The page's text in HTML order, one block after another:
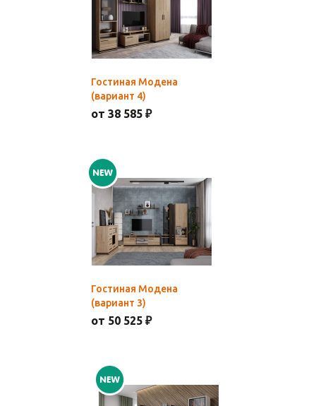
Гостиная Модена
(вариант 4)
от 38 585 ₽
Гостиная Модена
(вариант 3)
от 50 525 ₽